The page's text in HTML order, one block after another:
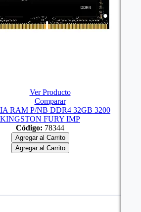
Ver Producto
Comparar
RAM P/NB DDR4 32GB 3200
KINGSTON FURY IMP
Código: 78344
Agregar al Carrito
Agregar al Carrito